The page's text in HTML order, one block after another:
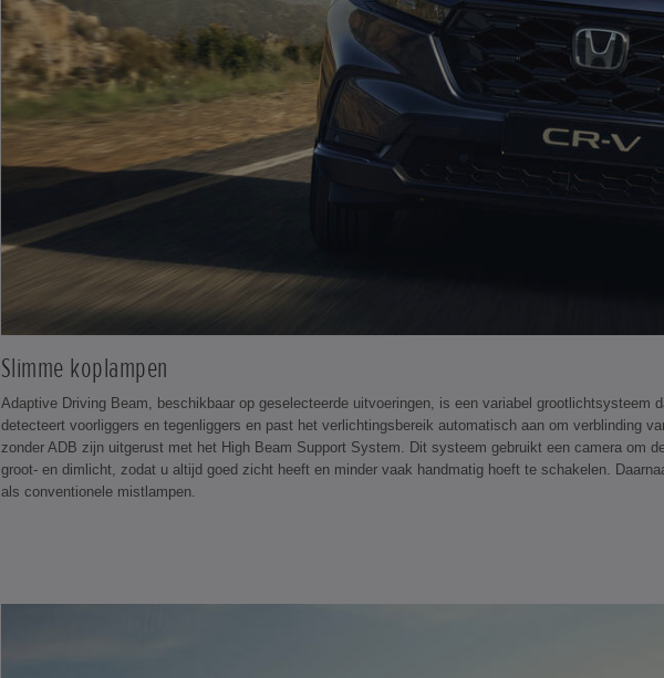
Slimme koplampen
Adaptive Driving Beam, beschikbaar op geselecteerde uitvoeringen, is een variabel
detecteert voorliggers en tegenliggers en past het verlichtingsbereik automatisch aan om verblinding
zonder ADB zijn uitgerust met het High Beam Support System. Dit systeem gebruikt een camera om
groot- en dimlicht, zodat u altijd goed zicht heeft en minder vaak handmatig hoeft te schakelen.
als conventionele mistlampen.